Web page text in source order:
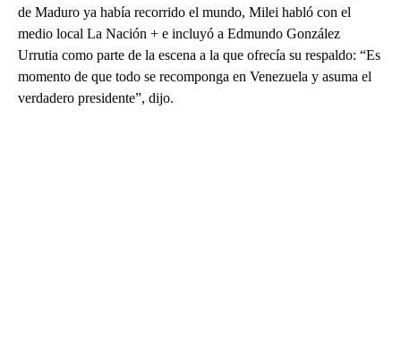
de Maduro ya había recorrido el mundo, Milei habló con el
medio local La Nación + e incluyó a Edmundo González
Urrutia como parte de la escena a la que ofrecía su respaldo: “Es
momento de que todo se recomponga en Venezuela y asuma el
verdadero presidente”, dijo.